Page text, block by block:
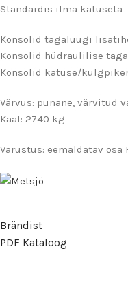
Standardis ilma katuseta
Konsolid tagaluugi
Konsolid hüdraulilise
Konsolid katuse/
Värvus: punane, värvitud
Kaal: 2740 kg
Varustus: eemaldatav osa
Brändist
PDF Kataloog